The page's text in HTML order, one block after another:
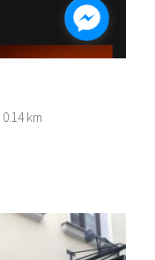
0.14 km